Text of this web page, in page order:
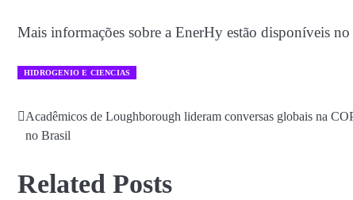
Mais informações sobre a EnerHy estão disponíveis
HIDROGENIO E CIENCIAS
Navegação
Post
Acadêmicos de Loughborough lideram conversas globais na
no Brasil
Related Posts